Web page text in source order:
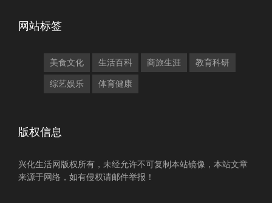
网站标签
美食文化 生活百科 商旅生涯 教育科研
综艺娱乐 体育健康
版权信息
兴化生活网版权所有，未经允许不可复制本站镜像，本站文章
来源于网络，如有侵权请邮件举报！